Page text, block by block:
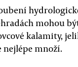
mohou
kalamity,
nejlépe množí.